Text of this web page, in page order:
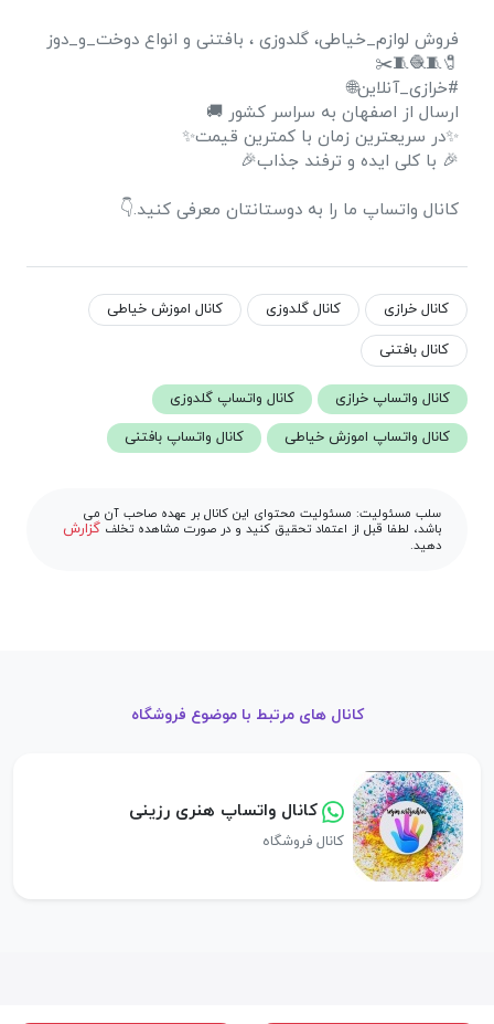
فروش لوازم_خیاطی، گلدوزی ، بافتنی و انواع دوخت_و_دوز
🧷🧵🧶🧵⁦✂️⁩
#خرازی_آنلاین🌐
ارسال از اصفهان به سراسر کشور 🚚
✨در سریعترین زمان با کمترین قیمت✨
🎉 با کلی ایده و ترفند جذاب🎉
کانال واتساپ ما را به دوستانتان معرفی کنید.👇
کانال خرازی کانال گلدوزی کانال اموزش خیاطی
کانال بافتنی
کانال واتساپ خرازی
کانال واتساپ گلدوزی
کانال واتساپ اموزش خیاطی
کانال واتساپ بافتنی
سلب مسئولیت: مسئولیت محتوای این کانال بر عهده صاحب آن می
باشد، لطفا قبل از اعتماد تحقیق کنید و در صورت مشاهده تخلف گزارش
دهید.
کانال های مرتبط با موضوع فروشگاه
کانال واتساپ هنری رزینی
کانال فروشگاه